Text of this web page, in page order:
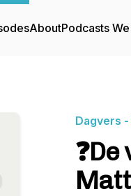
AboutPodcasts
Dagvers